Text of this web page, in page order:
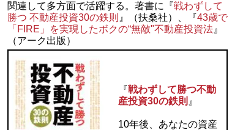
関連して多方面で活躍する。著書に『戦わずして
勝つ 不動産投資30の鉄則 』（扶桑社）、『43歳で
「FIRE」を実現したボクの“無敵"不動産投資法 』
（アーク出版）
『戦わずして勝つ不動
産投資30の鉄則 』
10年後、あなたの資産